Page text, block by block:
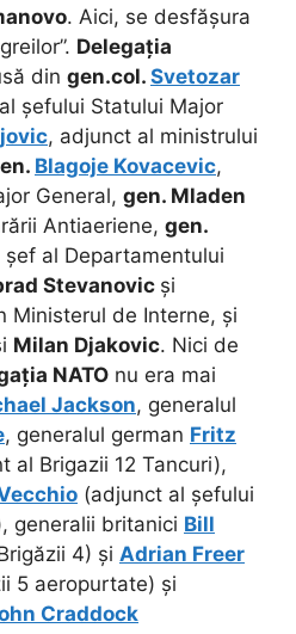
. Aici, se desfășura
Delegația
din gen.col. Svetozar
șefului Statului Major
, adjunct al ministrului
Blagoje Kovacevic,
General, gen. Mladen
Antiaeriene, gen.
șef al Departamentului
Stevanovic și
Ministerul de Interne, și
Milan Djakovic. Nici de
NATO nu era mai
Jackson, generalul
, generalul german Fritz
al Brigazii 12 Tancuri),
(adjunct al șefului
generalii britanici Bill
4) și Adrian Freer
5 aeropurtate) și
Craddock